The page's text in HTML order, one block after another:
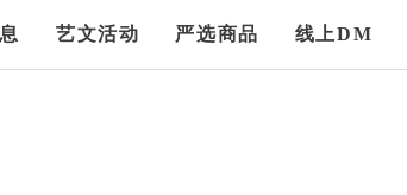
艺文活动 严选商品 线上DM